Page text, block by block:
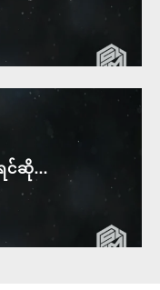
ဆို...